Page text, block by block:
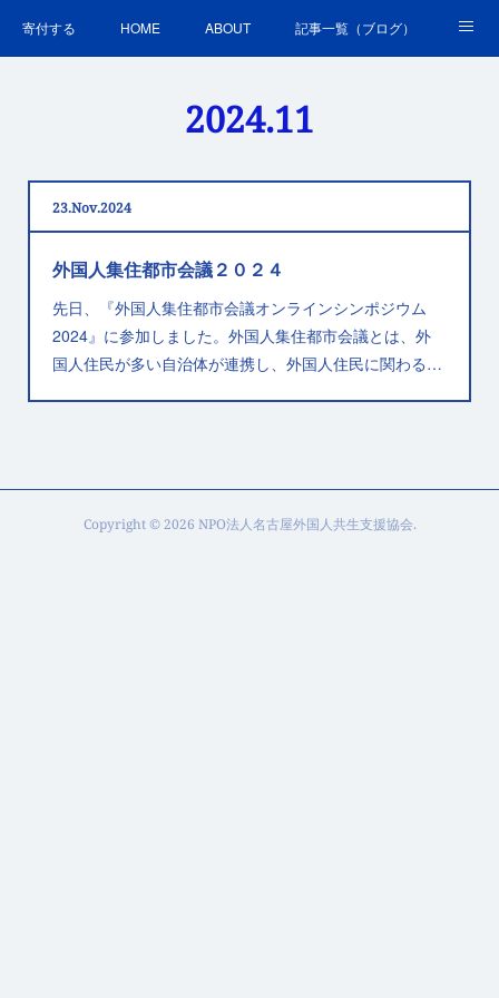
寄付する HOME ABOUT 記事一覧（ブログ）
お問合せ 関連リンク集
2024.11
23Nov2024
外国人集住都市会議２０２４
先日、『外国人集住都市会議オンラインシンポジウム
2024』に参加しました。外国人集住都市会議とは、外
国人住民が多い自治体が連携し、外国人住民に関わる…
Copyright ©2026 NPO法人名古屋外国人共生支援協会.